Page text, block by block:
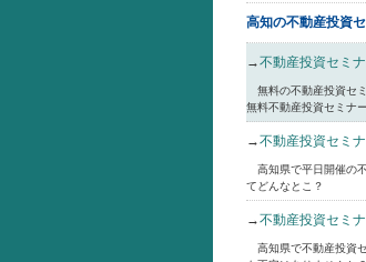
高知の不動産投資
→不動産投資セミ
無料の不動産投資セ
無料不動産投資セミナー
→不動産投資セミ
高知県で平日開催の
てどんなとこ？
→不動産投資セミ
高知県で不動産投資